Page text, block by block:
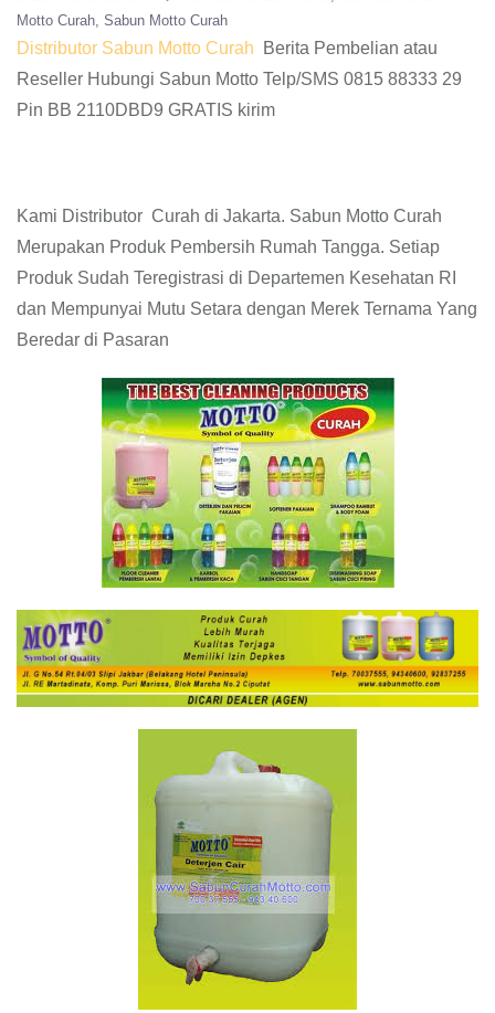
Motto Curah Sabun Motto Curah
Distributor Sabun Motto Curah
Berita Pembelian atau
Reseller Hubungi Sabun Motto Telp/SMS 0815 88333 29
Pin BB 2110DBD9 GRATIS kirim
Kami Distributor Curah di Jakarta. Sabun Motto Curah
Merupakan Produk Pembersih Rumah Tangga. Setiap
Produk Sudah Teregistrasi di Departemen Kesehatan RI
dan Mempunyai Mutu Setara dengan Merek Ternama Yang
Beredar di Pasaran